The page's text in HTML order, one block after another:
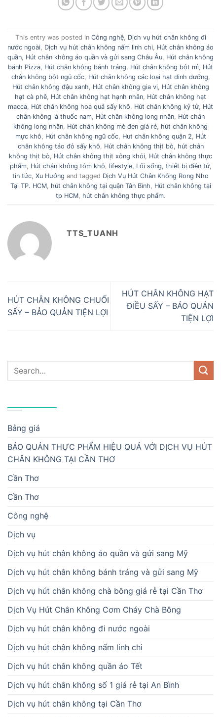
This entry was posted in Công nghệ, Dịch vụ hút chân không đi
nước ngoài Dịch vụ hút chân không nấm linh chi Hút chân không áo
quần Hút chân không áo quần và gửi sang Châu Âu Hút chân không
bánh Pizza Hút chân không bánh tráng Hút chân không bột mì
Hút
chân không bột ngũ cốc, Hút chân không các loại hạt dinh dưỡng
Hút chân không đậu xanh
Hút chân không gia vị, Hút chân không
hạt cà phê Hút chân không hạt hạnh nhân Hút chân không hạt
macca Hút chân không hoa quả sấy khô Hút chân không kỷ tử Hút
chân không lá thuốc nam Hút chân không long nhãn Hút chân
không long nhãn Hút chân không mè đen giá rẻ hút chân không
mực khô
Hút chân không ngũ cốc, Hut chân không quận 2
Hút
chân không táo đỏ sấy khô
Hút chân không thịt bò
hút chân
không thịt bò
Hút chân không thịt xông khói Hút chân không thực
phẩm, Hút chân không tôm khô lifestyle, Lối sống thiết bị điện tử,
tin tức Xu Hướng and tagged Dịch Vụ Hút Chân Không Rong Nho
Tại TP. HCM, hút chân không tại quận Tân Bình
Hút chân không tại
tp HCM, hút chân không thực phẩm.
TTS_TUANH
HÚT CHÂN KHÔNG CHUỐI
SẤY – BẢO QUẢN TIỆN LỢI
HÚT CHÂN KHÔNG HẠT
ĐIỀU SẤY – BẢO QUẢN
TIỆN LỢI
Bảng giá
BẢO QUẢN THỰC PHẨM HIỆU QUẢ VỚI DỊCH VỤ HÚT
CHÂN KHÔNG TẠI CẦN THƠ
Cần Thơ
Cần Thơ
Công nghệ
Dịch vụ
Dịch vụ hút chân không áo quần và gửi sang Mỹ
Dịch vụ hút chân không bánh tráng và gửi sang Mỹ
Dịch vụ hút chân không chà bông giá rẻ tại Cần Thơ
Dịch Vụ Hút Chân Không Cơm Cháy Chà Bông
Dịch vụ hút chân không đi nước ngoài
Dịch vụ hút chân không nấm linh chi
Dịch vụ hút chân không quần áo Tết
Dịch vụ hút chân không số 1 giá rẻ tại An Bình
Dịch vụ hút chân không tại Cần Thơ